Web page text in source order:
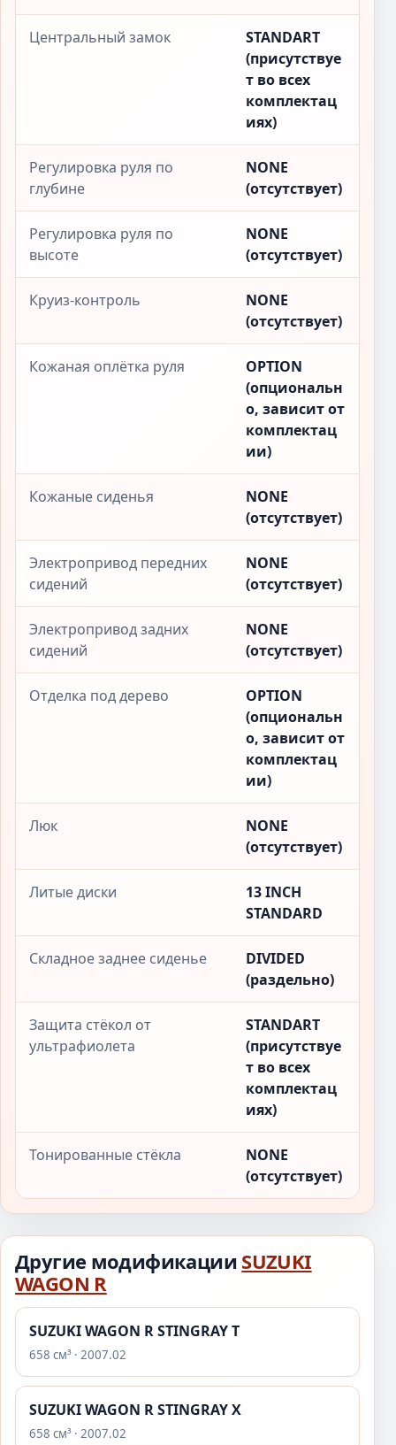
Центральный замок
STANDART
(присутствуе
т во всех
комплектац
иях)
Регулировка руля по
глубине
NONE
(отсутствует)
Регулировка руля по
высоте
NONE
(отсутствует)
Круиз-контроль
NONE
(отсутствует)
Кожаная оплётка руля
OPTION
(опциональн
о, зависит от
комплектац
ии)
Кожаные сиденья
NONE
(отсутствует)
Электропривод передних
сидений
NONE
(отсутствует)
Электропривод задних
сидений
NONE
(отсутствует)
Отделка под дерево
OPTION
(опциональн
о, зависит от
комплектац
ии)
Люк
NONE
(отсутствует)
Литые диски
13 INCH
STANDARD
Складное заднее сиденье
DIVIDED
(раздельно)
Защита стёкол от
ультрафиолета
STANDART
(присутствуе
т во всех
комплектац
иях)
Тонированные стёкла
NONE
(отсутствует)
Другие модификации SUZUKI
WAGON R
SUZUKI WAGON R STINGRAY T
658 см³ · 2007.02
SUZUKI WAGON R STINGRAY X
658 см³ · 2007.02